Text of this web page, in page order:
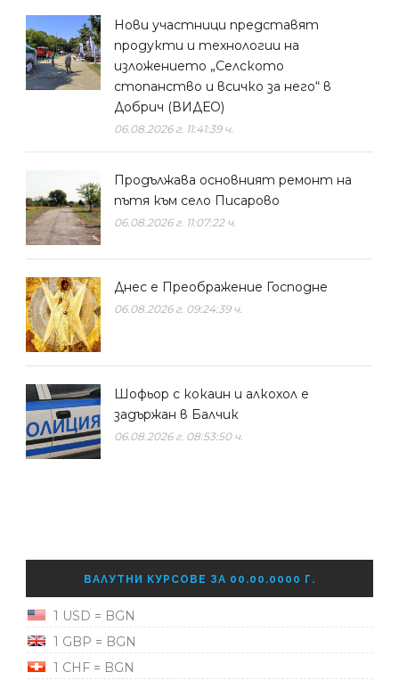
Нови участници представят
продукти и технологии на
изложението „Селското
стопанство и всичко за него“ в
Добрич (ВИДЕО)
06.08.2026 г. 11:41:39 ч.
Продължава основният ремонт на
пътя към село Писарово
06.08.2026 г. 11:07:22 ч.
Днес е Преображение Господне
06.08.2026 г. 09:24:39 ч.
Шофьор с кокаин и алкохол е
задържан в Балчик
06.08.2026 г. 08:53:50 ч.
ВАЛУТНИ КУРСОВЕ ЗА 00.00.0000 Г.
1 USD = BGN
1 GBP = BGN
1 CHF = BGN